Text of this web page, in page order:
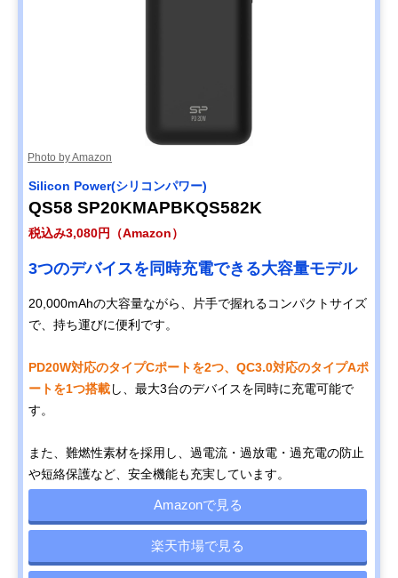
Photo by Amazon
Silicon Power(シリコンパワー)
QS58 SP20KMAPBKQS582K
税込み3,080円（Amazon）
3つのデバイスを同時充電できる大容量モデル
20,000mAhの大容量ながら、片手で握れるコンパクトサイズ
で、持ち運びに便利です。
PD20W対応のタイプCポートを2つ、QC3.0対応のタイプAポ
ートを1つ搭載し、最大3台のデバイスを同時に充電可能で
す。
また、難燃性素材を採用し、過電流・過放電・過充電の防止
や短絡保護など、安全機能も充実しています。
Amazonで見る
楽天市場で見る